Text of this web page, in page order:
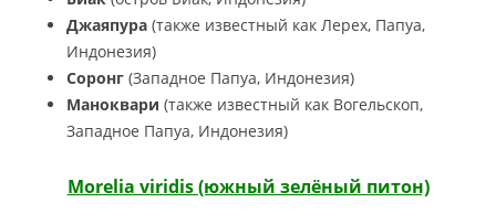
Джаяпура (также известный как Лерех, Папуа,
Индонезия)
Соронг (Западное Папуа, Индонезия)
Маноквари (также известный как Вогельскоп,
Западное Папуа, Индонезия)
Morelia viridis (южный зелёный питон)